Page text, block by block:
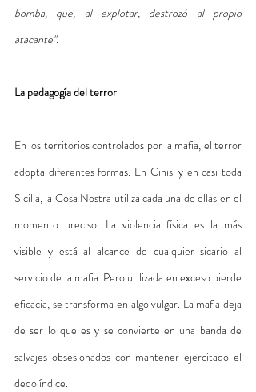
bomba, que, al explotar, destrozó al propio
atacante".
La pedagogía del terror
En los territorios controlados por la mafia, el terror
adopta diferentes formas. En Cinisi y en casi toda
Sicilia, la Cosa Nostra utiliza cada una de ellas en el
momento preciso. La violencia física es la más
visible y está al alcance de cualquier sicario al
servicio de la mafia. Pero utilizada en exceso pierde
eficacia, se transforma en algo vulgar. La mafia deja
de ser lo que es y se convierte en una banda de
salvajes obsesionados con mantener ejercitado el
dedo índice.